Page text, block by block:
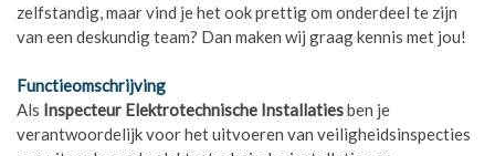
zelfstandig, maar vind je het ook prettig om onderdeel te zijn
van een deskundig team? Dan maken wij graag kennis met jou!
Functieomschrijving
Als Inspecteur Elektrotechnische Installatiesben je
verantwoordelijk voor het uitvoeren van veiligheidsinspecties